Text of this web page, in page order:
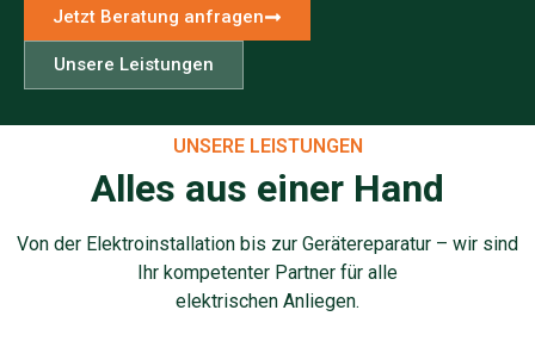
Jetzt Beratung anfragen
Unsere Leistungen
UNSERE LEISTUNGEN
Alles aus einer Hand
Von der Elektroinstallation bis zur Gerätereparatur – wir sind
Ihr kompetenter Partner für alle
elektrischen Anliegen.